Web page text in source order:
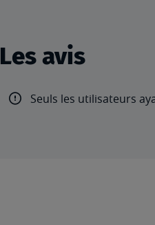
Les avis
Seuls les utilisateurs